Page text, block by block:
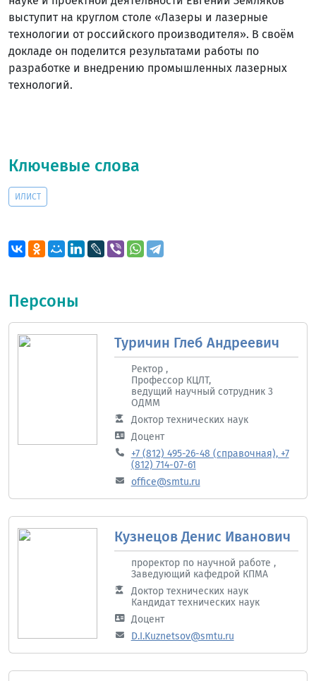
выступит на круглом столе «Лазеры и лазерные
технологии от российского производителя». В своём
докладе он поделится результатами работы по
разработке и внедрению промышленных лазерных
технологий.
Ключевые слова
ИЛИСТ
Персоны
Туричин Глеб Андреевич
Ректор ,
Профессор КЦЛТ,
ведущий научный сотрудник 3
ОДММ
Доктор технических наук
Доцент
+7 (812) 495-26-48 (справочная), +7
(812) 714-07-61
office@smtu.ru
Кузнецов Денис Иванович
проректор по научной работе ,
Заведующий кафедрой КПМА
Доктор технических наук
Кандидат технических наук
Доцент
D.I.Kuznetsov@smtu.ru